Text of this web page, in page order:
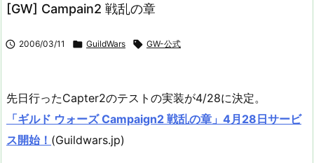
[GW] Campain2 戦乱の章
 2006/03/11  GuildWars  GW-公式
先日行ったCapter2のテストの実装が4/28に決定。
「ギルド ウォーズ Campaign2 戦乱の章」4月28日サービ
ス開始！ (Guildwars.jp)